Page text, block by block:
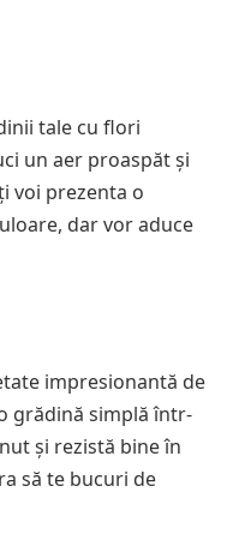
tale cu flori
un aer proaspăt și
voi prezenta o
dar vor aduce
impresionantă de
grădină simplă într-
și rezistă bine în
să te bucuri de